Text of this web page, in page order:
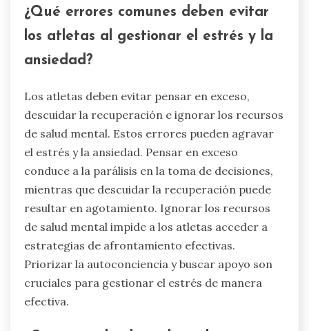
continuación, desarrolle una rutina que incluya
prácticas de atención plena, como la meditación
o los ejercicios de respiración, para mejorar la
estrategia en función de los resultados del
rendimiento y las respuestas emocionales.
Además, busque retroalimentación de
entrenadores o psicólogos deportivos para
perfeccionar los mecanismos de afrontamiento.
Esta estrategia individualizada fomenta la
resiliencia y apoya un rendimiento atlético
óptimo.
¿Qué errores comunes deben evitar
los atletas al gestionar el estrés y la
ansiedad?